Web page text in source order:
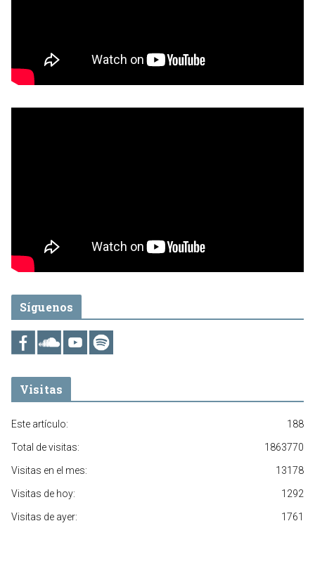
Síguenos
Visitas
188
Este artículo:
1863770
Total de visitas:
13178
Visitas en el mes:
1292
Visitas de hoy:
1761
Visitas de ayer: